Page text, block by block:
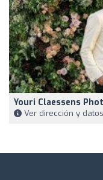
Youri Claessens
Ver dirección y